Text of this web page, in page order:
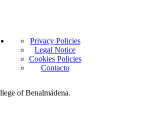
Privacy Policies
Legal Notice
Cookies Policies
Contacto
of Benalmádena.